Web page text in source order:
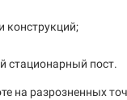
конструкций;
стационарный пост.
на разрозненных